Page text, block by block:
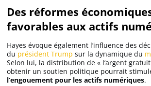
Des réformes
favorables aux actifs
Hayes évoque également l’influence des
du président Trump sur la dynamique du
Selon lui, la distribution de « l’argent
obtenir un soutien politique pourrait
l’engouement pour les actifs numériques.